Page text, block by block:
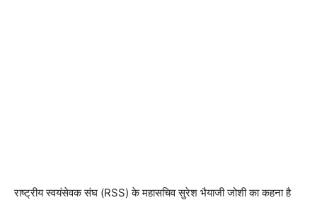
राष्ट्रीय स्वयंसेवक संघ (RSS) के महासचिव सुरेश भैयाजी जोशी का कहना है